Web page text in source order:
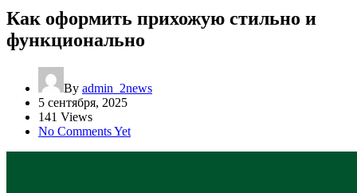
Как оформить прихожую стильно и
функционально
By admin_2news
5 сентября, 2025
141 Views
No Comments Yet